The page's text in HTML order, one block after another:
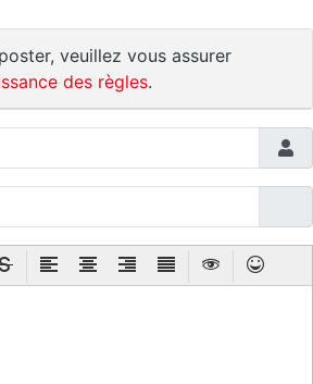
veuillez vous assurer
des règles.